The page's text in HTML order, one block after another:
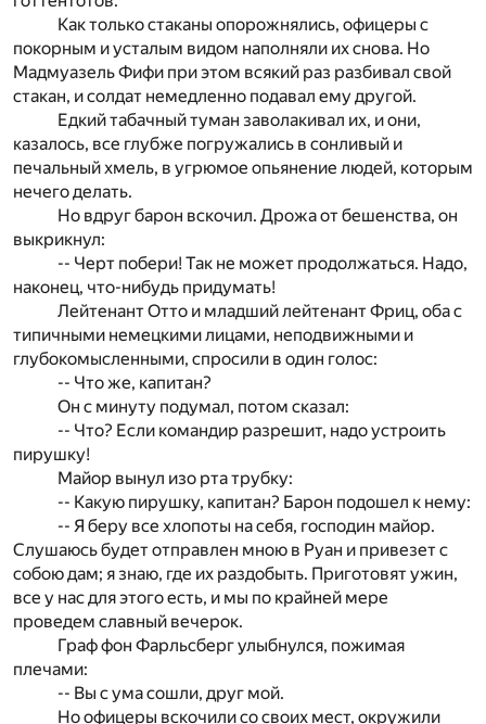
Как только стаканы опорожнялись, офицеры с
покорным и усталым видом наполняли их снова. Но
Мадмуазель Фифи при этом всякий раз разбивал свой
стакан, и солдат немедленно подавал ему другой.
Едкий табачный туман заволакивал их, и они,
казалось, все глубже погружались в сонливый и
печальный хмель, в угрюмое опьянение людей, которым
нечего делать.
Но вдруг барон вскочил. Дрожа от бешенства, он
выкрикнул:
-- Черт побери! Так не может продолжаться. Надо,
наконец, что-нибудь придумать!
Лейтенант Отто и младший лейтенант Фриц, оба с
типичными немецкими лицами, неподвижными и
глубокомысленными, спросили в один голос:
-- Что же, капитан?
Он с минуту подумал, потом сказал:
-- Что? Если командир разрешит, надо устроить
пирушку!
Майор вынул изо рта трубку:
-- Какую пирушку, капитан? Барон подошел к нему:
-- Я беру все хлопоты на себя, господин майор.
Слушаюсь будет отправлен мною в Руан и привезет с
собою дам; я знаю, где их раздобыть. Приготовят ужин,
все у нас для этого есть, и мы по крайней мере
проведем славный вечерок.
Граф фон Фарльсберг улыбнулся, пожимая
плечами:
-- Вы с ума сошли, друг мой.
Но офицеры вскочили со своих мест, окружили